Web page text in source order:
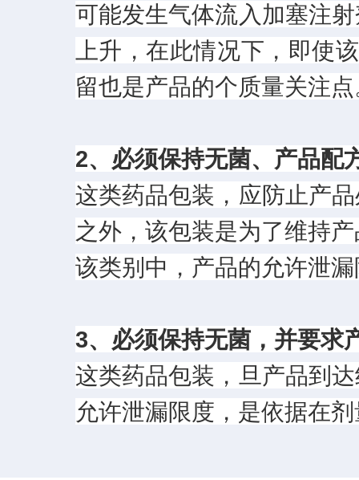
可能发生气体流入加塞注
上升，在此情况下，即使
留也是产品的个质量关注
2、必须保持无菌、产品配
这类药品包装，应防止产
之外，该包装是为了维持
该类别中，产品的允许泄
3、必须保持无菌，并要求
这类药品包装，旦产品到
允许泄漏限度，是依据在